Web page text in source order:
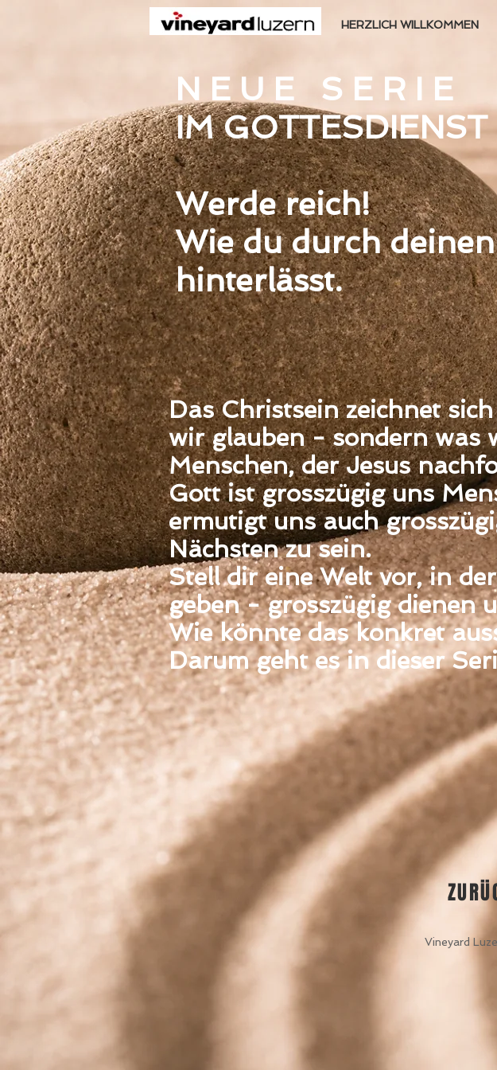
HERZLICH WILLKOMMEN
N E U E S E R I E
IM GOTTESDIENST
Werde reich!
Wie du durch
hinterlässt.
Das Christsein zeichnet
wir glauben - sondern was
Menschen, der Jesus
Gott ist grosszügig uns
ermutigt uns auch
Nächsten zu sein.
Stell dir eine Welt vor, in
geben - grosszügig dienen
Wie könnte das konkret
Darum geht es in dieser
Vineyard